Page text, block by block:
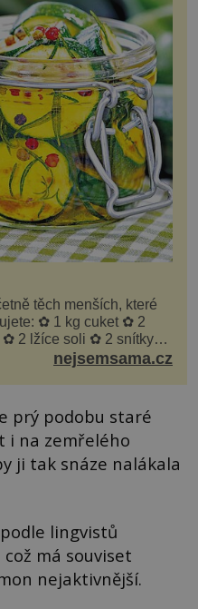
těch menších, které
✿ 1 kg cuket ✿ 2
2 lžíce soli ✿ 2 snítky
kopru ✿ hrst petrželky Nálev: ✿ 400 m...nejsemsama.cz
prý podobu staré
i na zemřelého
ji tak snáze nalákala
lingvistů
má souviset
nejaktivnější.